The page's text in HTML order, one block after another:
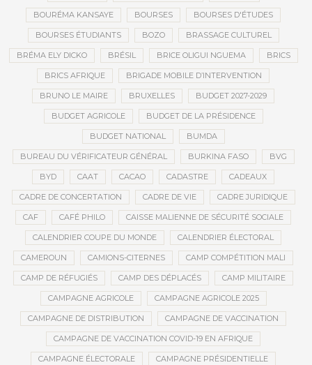
BOURÉMA KANSAYE BOURSES BOURSES D'ÉTUDES
BOURSES ÉTUDIANTS BOZO BRASSAGE CULTUREL
BRÉMA ELY DICKO BRÉSIL BRICE OLIGUI NGUEMA BRICS
BRICS AFRIQUE BRIGADE MOBILE D’INTERVENTION
BRUNO LE MAIRE BRUXELLES BUDGET 2027-2029
BUDGET AGRICOLE BUDGET DE LA PRÉSIDENCE
BUDGET NATIONAL BUMDA
BUREAU DU VÉRIFICATEUR GÉNÉRAL BURKINA FASO BVG
BYD CAAT CACAO CADASTRE CADEAUX
CADRE DE CONCERTATION CADRE DE VIE CADRE JURIDIQUE
CAF CAFÉ PHILO CAISSE MALIENNE DE SÉCURITÉ SOCIALE
CALENDRIER COUPE DU MONDE CALENDRIER ÉLECTORAL
CAMEROUN CAMIONS-CITERNES CAMP COMPÉTITION MALI
CAMP DE RÉFUGIÉS CAMP DES DÉPLACÉS CAMP MILITAIRE
CAMPAGNE AGRICOLE CAMPAGNE AGRICOLE 2025
CAMPAGNE DE DISTRIBUTION CAMPAGNE DE VACCINATION
CAMPAGNE DE VACCINATION COVID-19 EN AFRIQUE
CAMPAGNE ÉLECTORALE CAMPAGNE PRÉSIDENTIELLE